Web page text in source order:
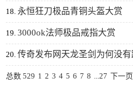
18. 永恒狂刀极品青铜头盔大赏
19. 3000ok法师极品戒指大赏
20. 传奇发布网天龙圣剑为何没有
总数 529 1 2 3 4 5 6 7 8 ...27 下一页